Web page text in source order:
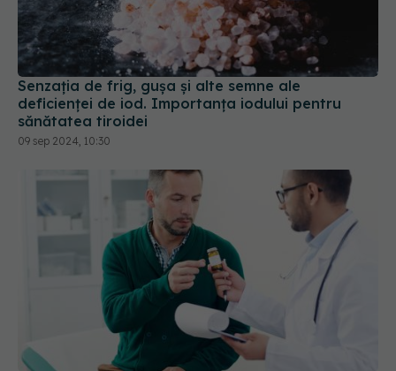
Senzația de frig, gușa și alte semne ale
deficienței de iod. Importanța iodului pentru
sănătatea tiroidei
09 sep 2024, 10:30